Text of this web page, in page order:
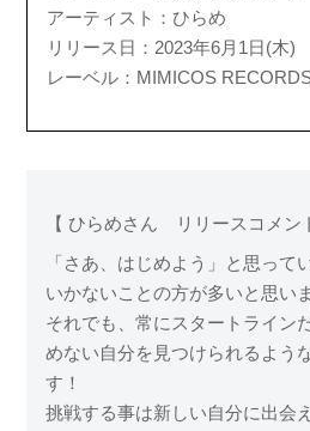
アーティスト：ひらめ
リリース日：2023年6月1日(木)
レーベル：MIMICOS
【 ひらめさん リリースコメン
「さあ、はじめよう」と思って
いかないことの方が多いと思い
それでも、常にスタートライン
めない自分を見つけられるよう
す！
挑戦する事は新しい自分に出会